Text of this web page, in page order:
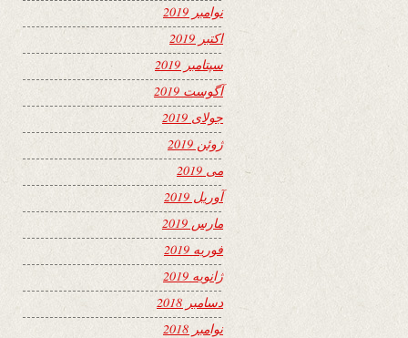
نوامبر 2019
اکتبر 2019
سپتامبر 2019
آگوست 2019
جولای 2019
ژوئن 2019
می 2019
آوریل 2019
مارس 2019
فوریه 2019
ژانویه 2019
دسامبر 2018
نوامبر 2018